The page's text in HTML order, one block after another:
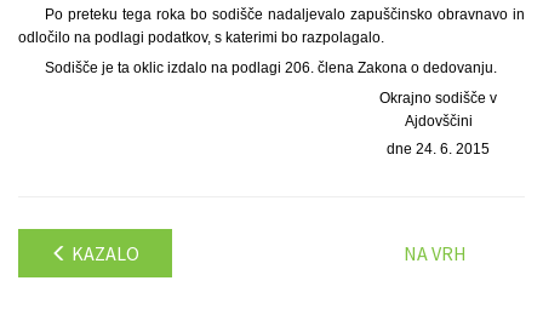
Po preteku tega roka bo sodišče nadaljevalo zapuščinsko obravnavo in
odločilo na podlagi podatkov, s katerimi bo razpolagalo.
Sodišče je ta oklic izdalo na podlagi 206. člena Zakona o dedovanju.
Okrajno sodišče v
Ajdovščini
dne 24. 6. 2015
KAZALO NA VRH